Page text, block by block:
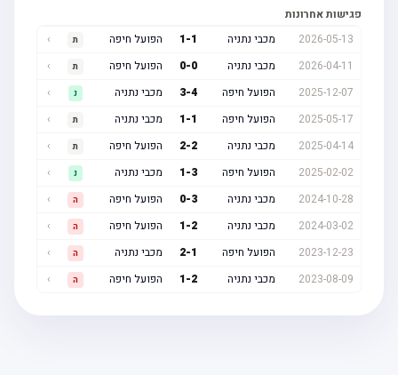
פגישות אחרונות
2026-05-13
מכבי נתניה 1 הפועל חיפה
2026-04-11
מכבי נתניה 0- הפועל חיפה
2025-12-07
הפועל חיפה 3- מכבי נתניה
2025-05-17
הפועל חיפה 1 מכבי נתניה
2025-04-14
מכבי נתניה 2- הפועל חיפה
2025-02-02
הפועל חיפה 1- מכבי נתניה
2024-10-28
מכבי נתניה 0- הפועל חיפה
2024-03-02
מכבי נתניה 1- הפועל חיפה
2023-12-23
הפועל חיפה 2 מכבי נתניה
2023-08-09
מכבי נתניה 1- הפועל חיפה